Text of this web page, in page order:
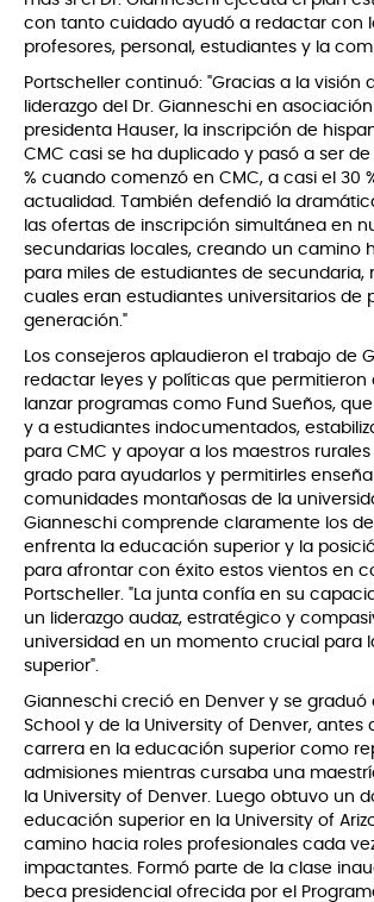
con tanto cuidado ayudó a redactar con
profesores, personal, estudiantes y la
Portscheller continuó: "Gracias a la visión
liderazgo del Dr. Gianneschi en
presidenta Hauser, la inscripción de
CMC casi se ha duplicado y pasó a ser de
% cuando comenzó en CMC, a casi el 30
actualidad. También defendió la
las ofertas de inscripción simultánea en
secundarias locales, creando un camino
para miles de estudiantes de secundaria,
cuales eran estudiantes universitarios de
generación."
Los consejeros aplaudieron el trabajo de
redactar leyes y políticas que permitieron
lanzar programas como Fund Sueños,
y a estudiantes indocumentados,
para CMC y apoyar a los maestros rurales
grado para ayudarlos y permitirles
comunidades montañosas de la
Gianneschi comprende claramente los
enfrenta la educación superior y la
para afrontar con éxito estos vientos en
Portscheller. "La junta confía en su
un liderazgo audaz, estratégico y
universidad en un momento crucial para
superior".
Gianneschi creció en Denver y se graduó
School y de la University of Denver, antes
carrera en la educación superior como
admisiones mientras cursaba una
la University of Denver. Luego obtuvo un
educación superior en la University of
camino hacia roles profesionales cada
impactantes. Formó parte de la clase
beca presidencial ofrecida por el